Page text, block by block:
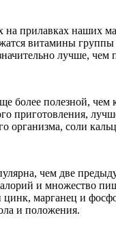
прилавках наших
витамины
лучше,
более полезной,
приготовления,
организма, соли
чем две
и множество
марганец и
и положения.